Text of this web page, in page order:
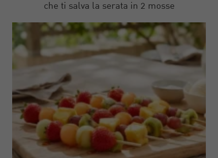
che ti salva la serata in 2 mosse